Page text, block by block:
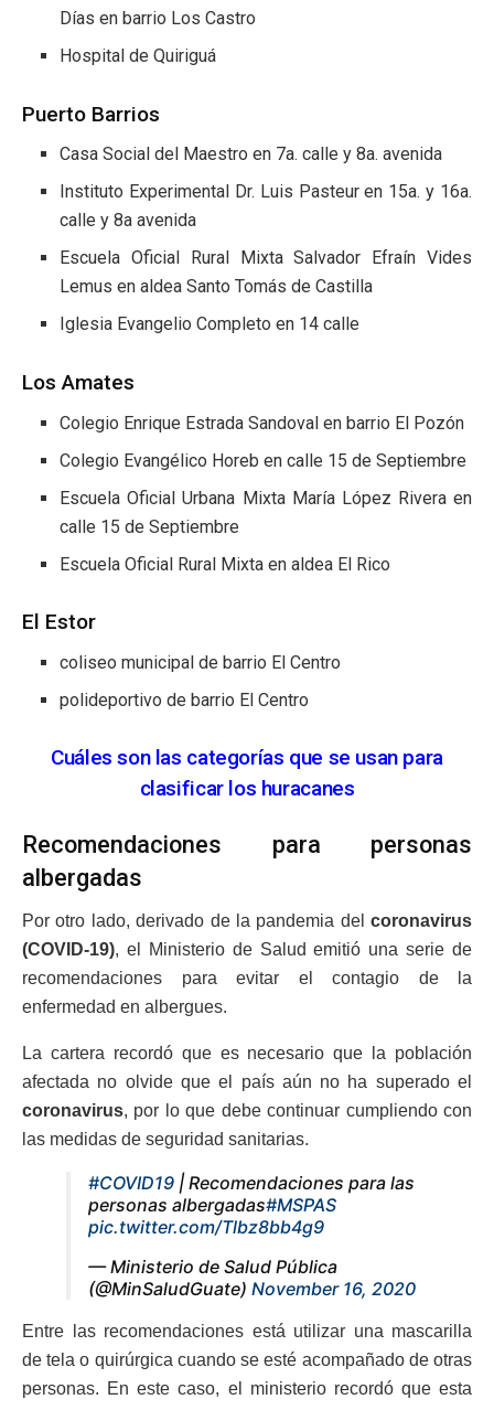
Días en barrio Los Castro
Hospital de Quiriguá
Puerto Barrios
Casa Social del Maestro en 7a. calle y 8a. avenida
Instituto Experimental Dr. Luis Pasteur en 15a. y 16a.
calle y 8a avenida
Escuela Oficial Rural Mixta Salvador Efraín Vides
Lemus en aldea Santo Tomás de Castilla
Iglesia Evangelio Completo en 14 calle
Los Amates
Colegio Enrique Estrada Sandoval en barrio El Pozón
Colegio Evangélico Horeb en calle 15 de Septiembre
Escuela Oficial Urbana Mixta María López Rivera en
calle 15 de Septiembre
Escuela Oficial Rural Mixta en aldea El Rico
El Estor
coliseo municipal de barrio El Centro
polideportivo de barrio El Centro
Cuáles son las categorías que se usan para
clasificar los huracanes
Recomendaciones para personas
albergadas
Por otro lado, derivado de la pandemia del coronavirus
(COVID-19), el Ministerio de Salud emitió una serie de
recomendaciones para evitar el contagio de la
enfermedad en albergues.
La cartera recordó que es necesario que la población
afectada no olvide que el país aún no ha superado el
coronavirus, por lo que debe continuar cumpliendo con
las medidas de seguridad sanitarias.
#COVID19 | Recomendaciones para las
personas albergadas#MSPAS
pic.twitter.com/Tlbz8bb4g9
— Ministerio de Salud Pública
(@MinSaludGuate) November 16, 2020
Entre las recomendaciones está utilizar una mascarilla
de tela o quirúrgica cuando se esté acompañado de otras
personas. En este caso, el ministerio recordó que esta